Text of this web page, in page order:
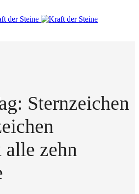
Sternzeichen
alle zehn